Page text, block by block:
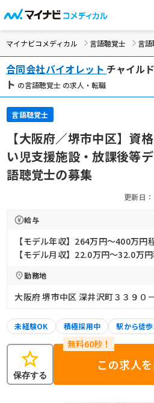
マイナビコメディカル 言語聴覚士 言
合同会社バイオレット チャイル
ト の言語聴覚士 の求人・転職
言語聴覚士
【大阪府／堺市中区】資
い児支援施設・放課後等
語聴覚士の募集
更新日
給与
【モデル年収】264万円〜400万円
【モデル月収】22.0万円〜32.0万
勤務地
大阪府 堺市中区 深井沢町３３９０
未経験OK 積極採用中 駅から徒
star
保存する
この求人